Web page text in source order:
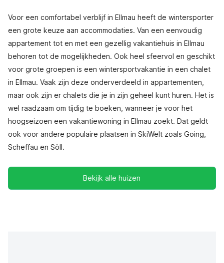
Voor een comfortabel verblijf in Ellmau heeft de wintersporter
een grote keuze aan accommodaties. Van een eenvoudig
appartement tot en met een gezellig vakantiehuis in Ellmau
behoren tot de mogelijkheden. Ook heel sfeervol en geschikt
voor grote groepen is een wintersportvakantie in een chalet
in Ellmau. Vaak zijn deze onderverdeeld in appartementen,
maar ook zijn er chalets die je in zijn geheel kunt huren. Het is
wel raadzaam om tijdig te boeken, wanneer je voor het
hoogseizoen een vakantiewoning in Ellmau zoekt. Dat geldt
ook voor andere populaire plaatsen in SkiWelt zoals Going,
Scheffau en Söll.
Bekijk alle huizen